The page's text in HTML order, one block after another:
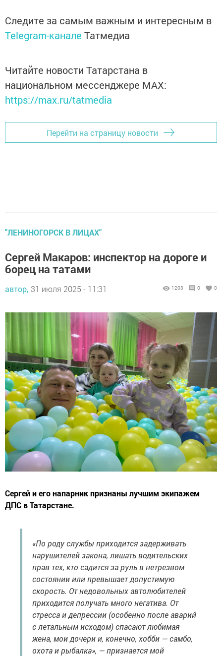
Следите за самым важным и интересным в
Telegram-канале Татмедиа
Читайте новости Татарстана в
национальном мессенджере MАХ:
https://max.ru/tatmedia
Перейти на страницу новости
"ЛЕНИНОГОРСК В ЛИЦАХ"
Сергей Макаров: инспектор на дороге и
борец на татами
автор, 31 июля 2025 - 11:31 1203 0 0
Сергей и его напарник признаны лучшим экипажем
ДПС в Татарстане.
«По роду службы приходится задерживать
нарушителей закона, лишать водительских
прав тех, кто садится за руль в нетрезвом
состоянии или превышает допустимую
скорость. От недовольных автолюбителей
приходится получать много негатива. От
стресса и депрессии (особенно после аварий
с летальным исходом) спасают любимая
жена, мои дочери и, конечно, хобби — самбо,
охота и рыбалка», — признается мой